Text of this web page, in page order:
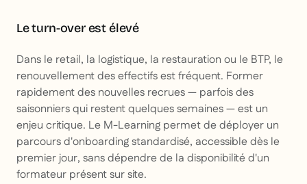
Le turn-over est élevé
Dans le retail, la logistique, la restauration ou le BTP, le
renouvellement des effectifs est fréquent. Former
rapidement des nouvelles recrues — parfois des
saisonniers qui restent quelques semaines — est un
enjeu critique. Le M-Learning permet de déployer un
parcours d'onboarding standardisé, accessible dès le
premier jour, sans dépendre de la disponibilité d'un
formateur présent sur site.